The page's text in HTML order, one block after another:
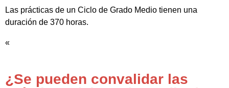
Las prácticas de un Ciclo de Grado Medio tienen una
duración de 370 horas.
«
¿Se pueden convalidar las